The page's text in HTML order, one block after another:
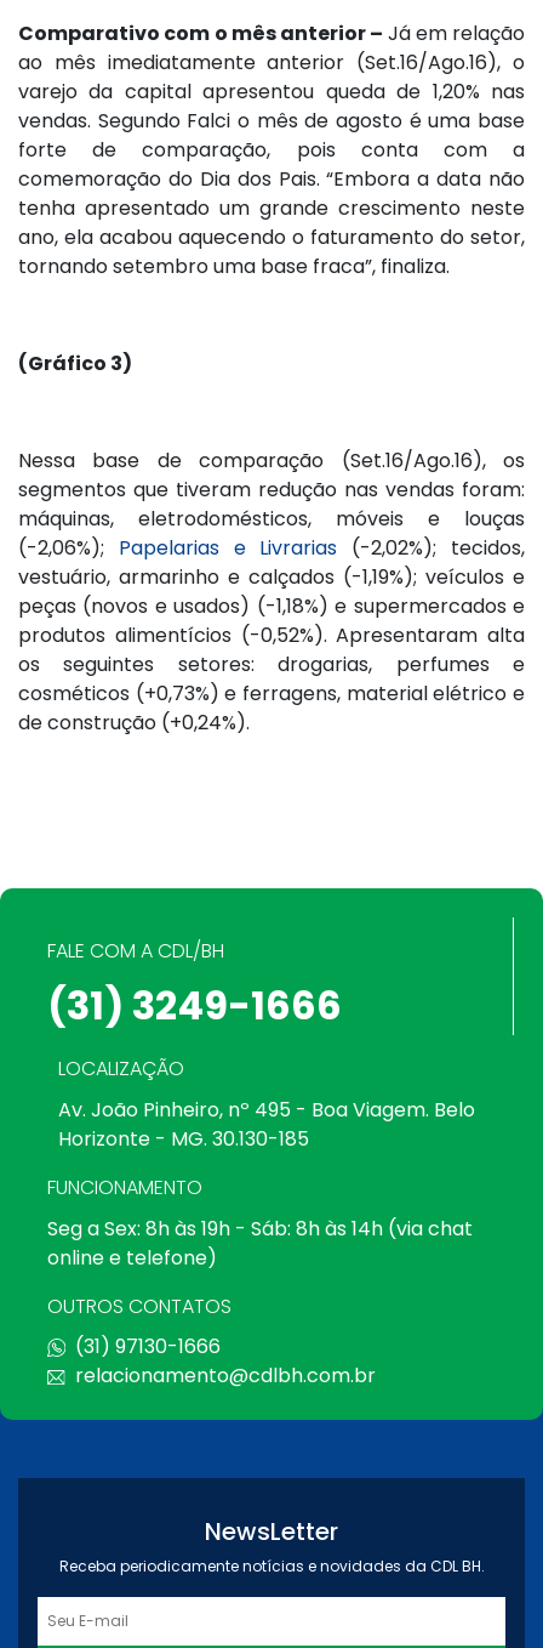
Comparativo com o mês anterior – Já em relação
ao mês imediatamente anterior (Set.16/Ago.16), o
varejo da capital apresentou queda de 1,20% nas
vendas. Segundo Falci o mês de agosto é uma base
forte de comparação, pois conta com a
comemoração do Dia dos Pais. “Embora a data não
tenha apresentado um grande crescimento neste
ano, ela acabou aquecendo o faturamento do setor,
tornando setembro uma base fraca”, finaliza.
(Gráfico 3)
Nessa base de comparação (Set.16/Ago.16), os
segmentos que tiveram redução nas vendas foram:
máquinas, eletrodomésticos, móveis e louças
(-2,06%); Papelarias e Livrarias (-2,02%); tecidos,
vestuário, armarinho e calçados (-1,19%); veículos e
peças (novos e usados) (-1,18%) e supermercados e
produtos alimentícios (-0,52%). Apresentaram alta
os seguintes setores: drogarias, perfumes e
cosméticos (+0,73%) e ferragens, material elétrico e
de construção (+0,24%).
FALE COM A CDL/BH
(31) 3249-1666
LOCALIZAÇÃO
Av. João Pinheiro, nº 495 - Boa Viagem. Belo
Horizonte - MG. 30.130-185
FUNCIONAMENTO
Seg a Sex: 8h às 19h - Sáb: 8h às 14h (via chat
online e telefone)
OUTROS CONTATOS
(31) 97130-1666
relacionamento@cdlbh.com.br
NewsLetter
Receba periodicamente notícias e novidades da CDL BH.